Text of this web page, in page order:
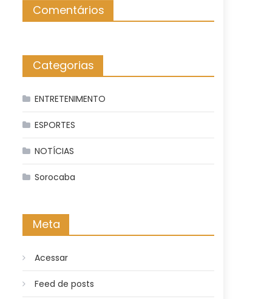
Comentários
Categorias
ENTRETENIMENTO
ESPORTES
NOTÍCIAS
Sorocaba
Meta
Acessar
Feed de posts